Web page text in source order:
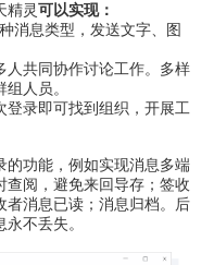
精灵可以实现：
息类型，发送文字、图
共同协作讨论工作。多样
人员。
录即可找到组织，开展工
功能，例如实现消息多端
查阅，避免来回导存；签收
者消息已读；消息归档。后
不丢失。